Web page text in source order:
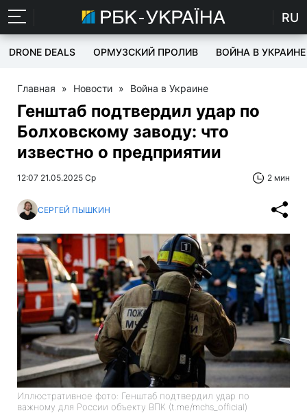
RU
DRONE DEALS ОРМУЗСКИЙ ПРОЛИВ ВОЙНА В УКРАИНЕ
Главная » Новости » Война в Украине
Генштаб подтвердил удар по
Болховскому заводу: что
известно о предприятии
12:07 21.05.2025 Ср 2 мин
СЕРГЕЙ ПЫШКИН
Иллюстративное фото: Генштаб подтвердил удар по
важному для России объекту ВПК (t.me/mchs_official)